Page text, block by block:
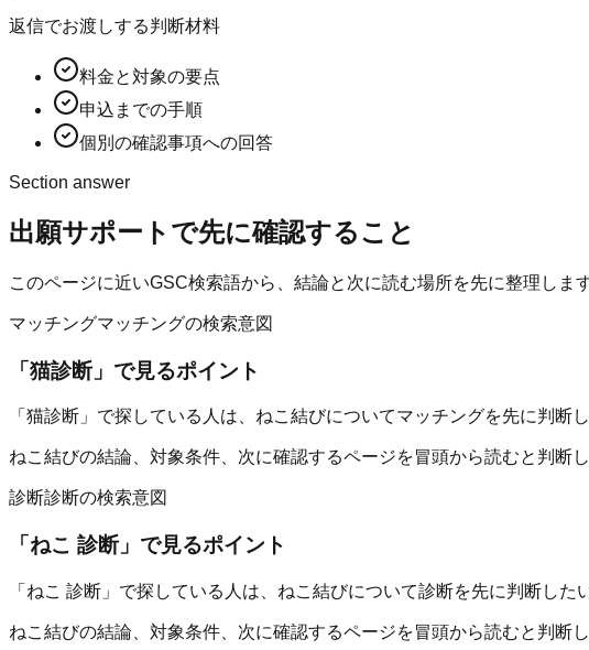
返信でお渡しする判断材料
料金と対象の要点
申込までの手順
個別の確認事項への回答
Section answer
出願サポート で先に確認すること
このページに近いGSC検索語から、結論と次に読む場所を先に整理します
マッチングマッチングの検索意図
「猫診断」で見るポイント
「猫診断」で探している人は、ねこ結びについてマッチングを先に判
ねこ結びの結論、対象条件、次に確認するページを冒頭から読むと判断し
診断診断の検索意図
「 ねこ 診断」で見るポイント
「ねこ 診断」で探している人は、ねこ結びについて診断を先に判断し
ねこ結びの結論、対象条件、次に確認するページを冒頭から読むと判断し